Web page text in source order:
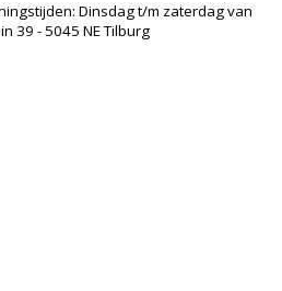
Dinsdag t/m zaterdag van
39 - 5045 NE Tilburg